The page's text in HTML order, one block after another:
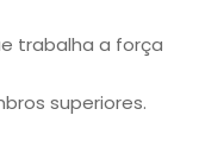
trabalha a força
superiores.